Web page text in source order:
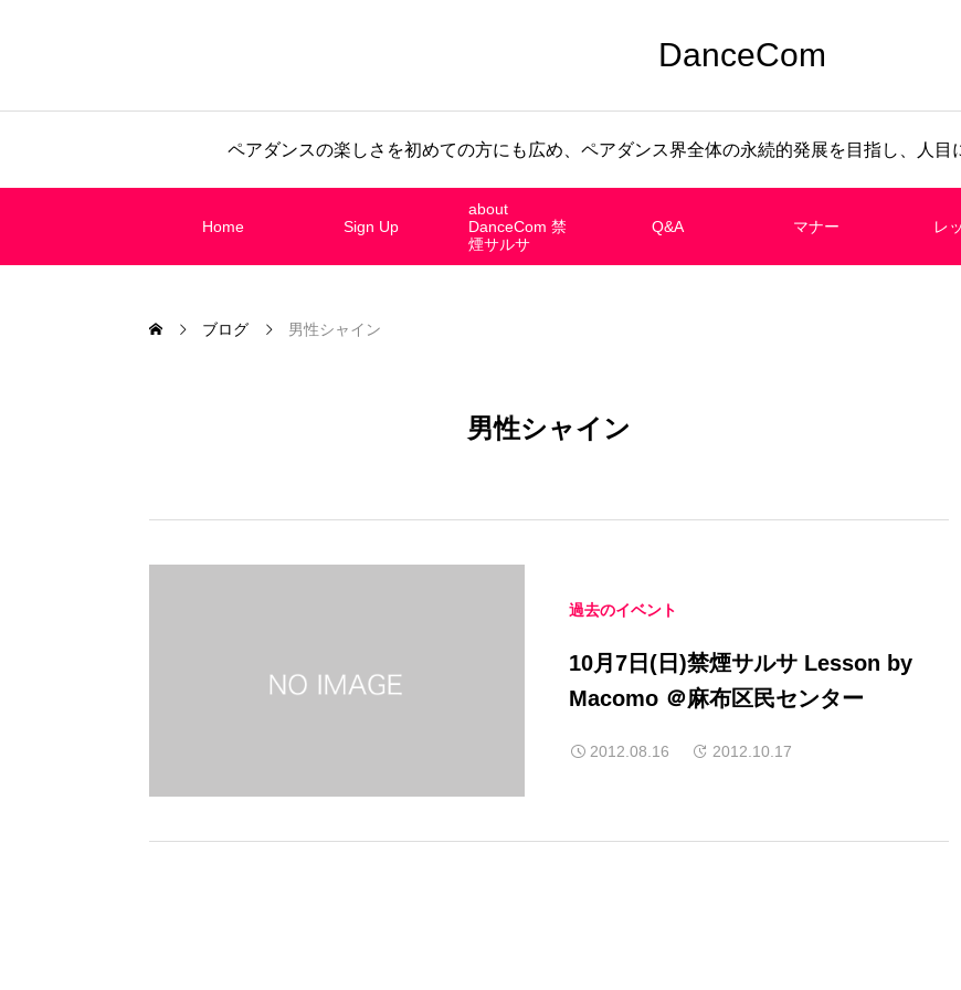
DanceCom
ペアダンスの楽しさを初めての方にも広め、ペアダンス界全体の永続的発展を目指し、人
Home Sign Up
about
DanceCom 禁
煙サルサ
Q&A マナー レ
ブログ 男性シャイン
男性シャイン
過去のイベント
10月7日(日)禁煙サルサ Lesson by
Macomo ＠麻布区民センター
2012.08.16 2012.10.17